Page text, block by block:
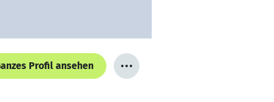
Profil ansehen